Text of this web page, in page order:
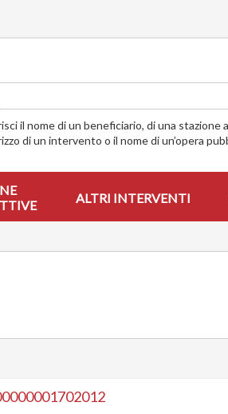
il nome di un beneficiario, di una stazione
di un intervento o il nome di un’opera
ALTRI INTERVENTI